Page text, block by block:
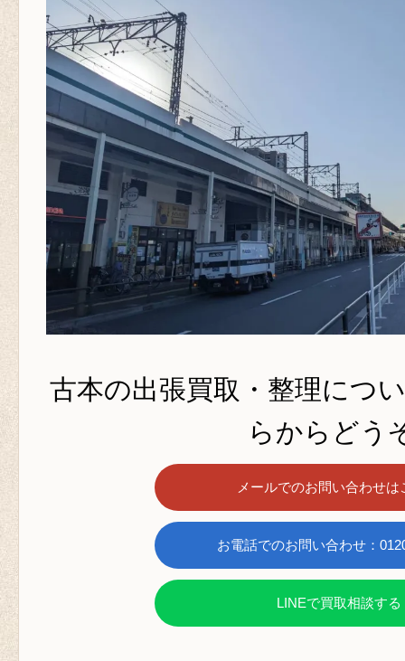
古本の出張買取・整理につ
らからどう
メールでのお問い合わせは
お電話でのお問い合わせ：
LINEで買取相談する